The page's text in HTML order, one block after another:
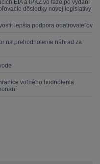
EIA a IPKZ vo fáze po vydaní
dôsledky novej legislatívy
lepšia podpora opatrovateľov
na prehodnotenie náhrad za
voľného hodnotenia